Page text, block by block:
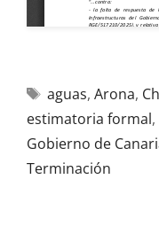
aguas, Arona,
estimatoria formal,
Gobierno de
Terminación